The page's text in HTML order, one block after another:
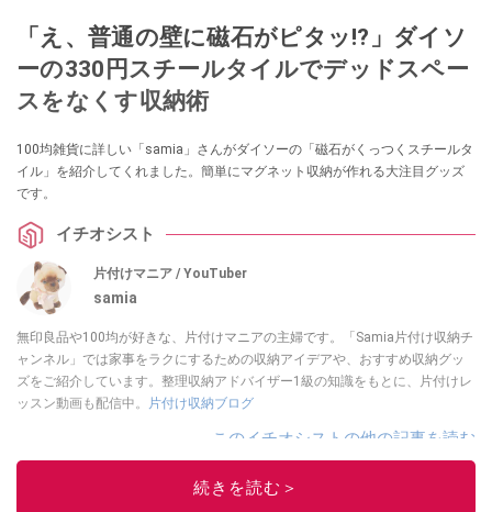
「え、普通の壁に磁石がピタッ!?」ダイソ
ーの330円スチールタイルでデッドスペー
スをなくす収納術
100均雑貨に詳しい「samia」さんがダイソーの「磁石がくっつくスチールタ
イル」を紹介してくれました。簡単にマグネット収納が作れる大注目グッズ
です。
イチオシスト
片付けマニア / YouTuber
samia
無印良品や100均が好きな、片付けマニアの主婦です。「Samia片付け収納チ
ャンネル」では家事をラクにするための収納アイデアや、おすすめ収納グッ
ズをご紹介しています。整理収納アドバイザー1級の知識をもとに、片付けレ
ッスン動画も配信中。
片付け収納ブログ
このイチオシストの他の記事を読む
続きを読む＞